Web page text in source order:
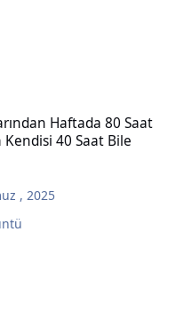
Haftada 80 Saat
Kendisi 40 Saat Bile
, 2025